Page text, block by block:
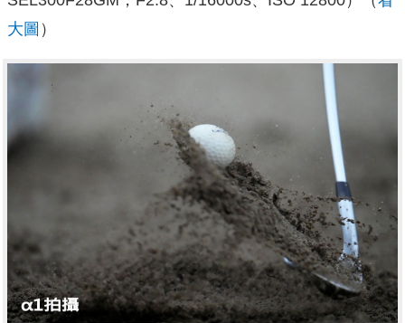
大圖 ）